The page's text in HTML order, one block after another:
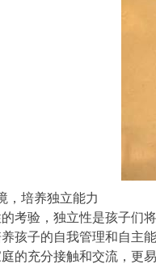
，培养独立能力
考验，独立性是孩子们
孩子的自我管理和自主能
的充分接触和交流，更